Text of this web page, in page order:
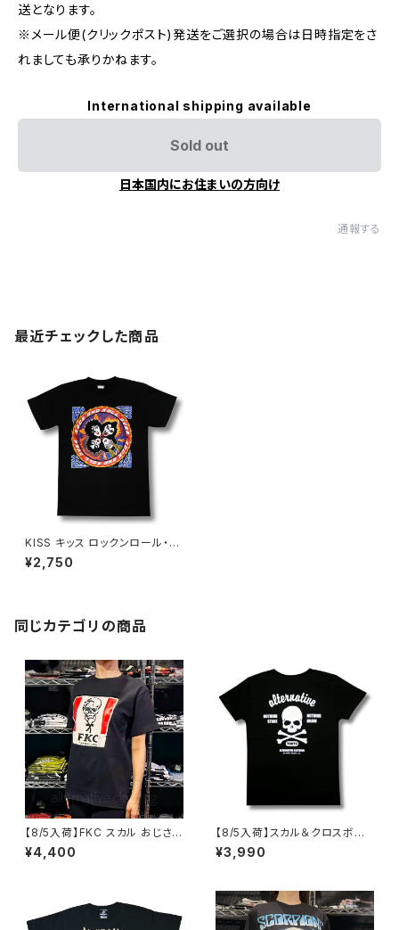
送となります。
※メール便(クリックポスト)発送をご選択の場合は日時指定をさ
れましても承りかねます。
International shipping available
Sold out
日本国内にお住まいの方向け
通報する
最近チェックした商品
KISS キッス ロックンロール・オ
ーバー Rock&Roll Over 黒 ブ
ラック メンズ レディース ロック
¥2,750
同じカテゴリの商品
【8/5入荷】FKC スカル おじさん
Tシャツ おもしろ パロディ プレ
ゼント ギフト 丈夫 大きいサイズ
ャツ バンドTシャツ 黒 ブラック
alt-s at-72bk
¥4,400
【8/5入荷】スカル＆クロスボー
ン Tシャツ NOTHING STAKE
NOTHING DRAW ブラック 黒
¥3,990